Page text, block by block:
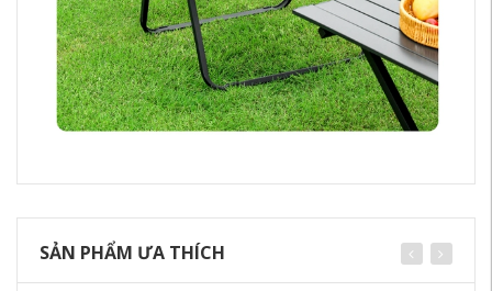
SẢN PHẨM ƯA THÍCH